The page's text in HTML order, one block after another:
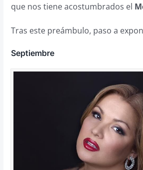
que nos tiene acostumbrados el
Tras este preámbulo, paso a
Septiembre